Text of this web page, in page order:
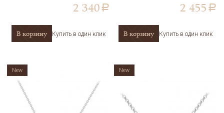
2 340 a
В корзину Купить в один клик
2 455 a
В корзину Купить в один клик
New New